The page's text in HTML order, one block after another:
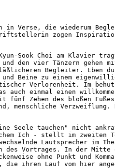
Verse, die wiederum
zogen
Sook Choi am Klavier
und den vier Tänzern
Begleiter. Eben
Beine zu einem
Verlorenheit. Im
auch einmal einen
Zehen des bloßen Fußes
menschliche
Seele tauchen" nicht
Ich - stellt im zweiten
Lautsprecher im
Vortrages. In der Mitte
ohne Punkt und
ihren Lauf vom hier